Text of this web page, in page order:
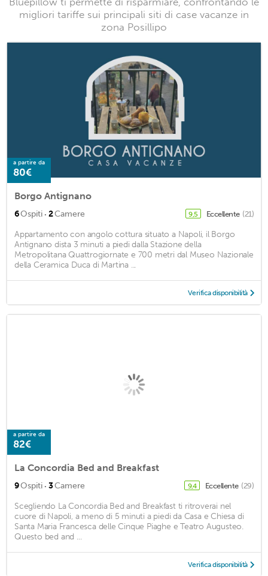
migliori tariffe sui principali siti di case vacanze in
zona Posillipo
a partire da
80€
Borgo Antignano
6Ospiti · 2Camere 9,5 Eccellente (21)
Appartamento con angolo cottura situato a Napoli, il Borgo
Antignano dista 3 minuti a piedi dalla Stazione della
Metropolitana Quattrogiornate e 700 metri dal Museo Nazionale
della Ceramica Duca di Martina ...
Verifica disponibilità
a partire da
82€
La Concordia Bed and Breakfast
9Ospiti · 3Camere 9,4 Eccellente (29)
Scegliendo La Concordia Bed and Breakfast ti ritroverai nel
cuore di Napoli, a meno di 5 minuti a piedi da Casa e Chiesa di
Santa Maria Francesca delle Cinque Piaghe e Teatro Augusteo.
Questo bed and ...
Verifica disponibilità